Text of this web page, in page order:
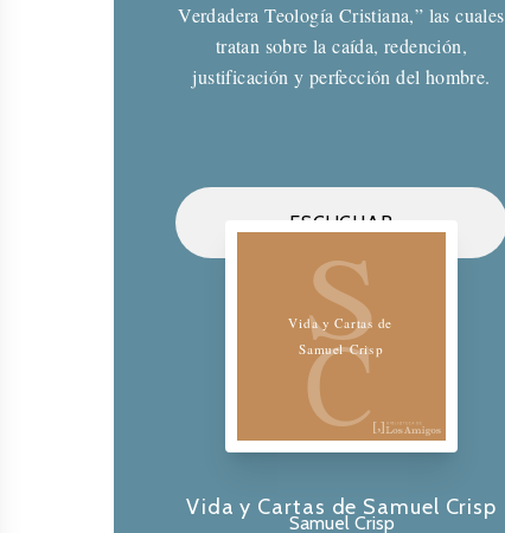
Verdadera Teología Cristiana,” las cuales
tratan sobre la caída, redención,
justificación y perfección del hombre.
ESCUCHAR
S
C
Vida y Cartas de
Samuel Crisp
Vida y Cartas de Samuel Crisp
Samuel Crisp